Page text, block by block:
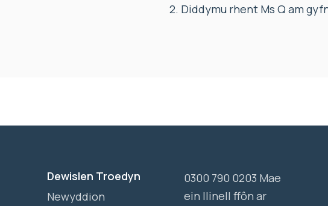
2. Diddymu rhent Ms Q am
Dewislen Troedyn
Newyddion
0300 790 0203 Mae
ein llinell ffôn ar